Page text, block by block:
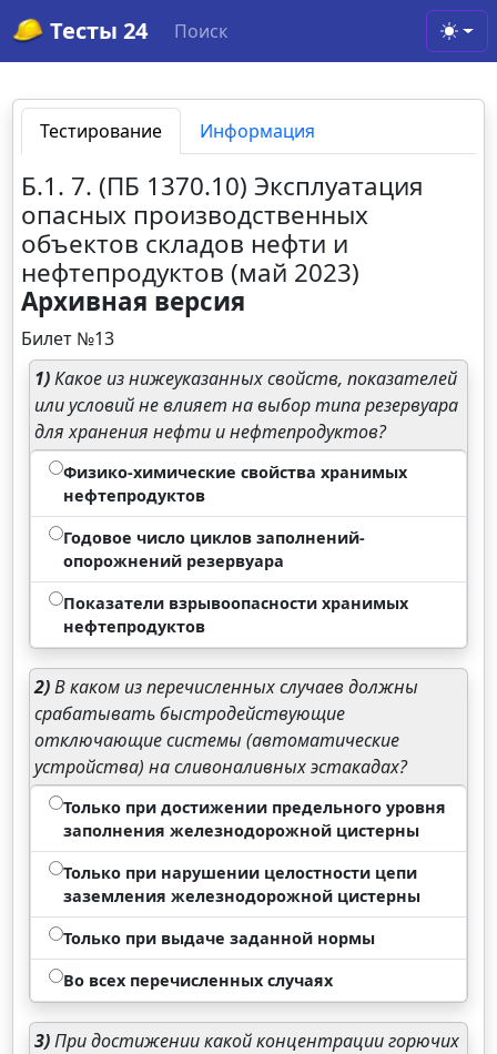
Тесты 24 Поиск
Тестирование Информация
Б.1. 7. (ПБ 1370.10) Эксплуатация
опасных производственных
объектов складов нефти и
нефтепродуктов (май 2023)
Архивная версия
Билет №13
1)Какое из нижеуказанных свойств, показателей
или условий не влияет на выбор типа резервуара
для хранения нефти и нефтепродуктов?
Физико-химические свойства хранимых
нефтепродуктов
Годовое число циклов заполнений-
опорожнений резервуара
Показатели взрывоопасности хранимых
нефтепродуктов
2)В каком из перечисленных случаев должны
срабатывать быстродействующие
отключающие системы (автоматические
устройства) на сливоналивных эстакадах?
Только при достижении предельного уровня
заполнения железнодорожной цистерны
Только при нарушении целостности цепи
заземления железнодорожной цистерны
Только при выдаче заданной нормы
Во всех перечисленных случаях
3)При достижении какой концентрации горючих